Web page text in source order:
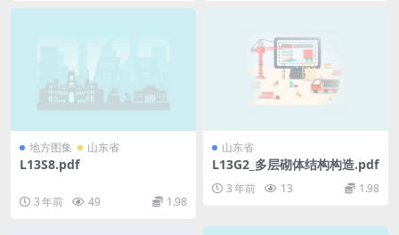
地方图集 山东省
L13S8.pdf
3 年前 49 1.98
山东省
L13G2_多层砌体结构构造.pdf
3 年前 13 1.98